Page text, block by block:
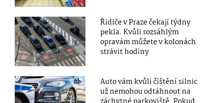
Řidiče v Praze čekají týdny
pekla. Kvůli rozsáhlým
opravám můžete v kolonách
strávit hodiny
Auto vám kvůli čištění silnic
už nemohou odtáhnout na